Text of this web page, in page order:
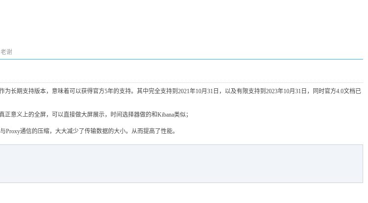
谢
长期支持版本，意味着可以获得官方5年的支持。其中完全支持到2021年10月31日，以及有限支持到2023年10月31日，同时官方4.0文档已
意义上的全屏，可以直接做大屏展示，时间选择器做的和Kibana类似；
通信的压缩，大大减少了传输数据的大小。从而提高了性能。